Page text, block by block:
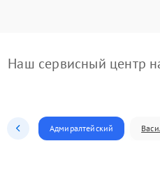
Наш сервисный центр
Адмиралтейский